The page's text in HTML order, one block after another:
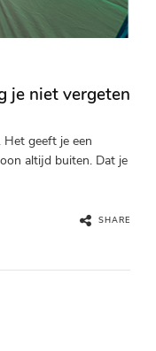
je niet vergeten
geeft je een
altijd buiten. Dat je
SHARE